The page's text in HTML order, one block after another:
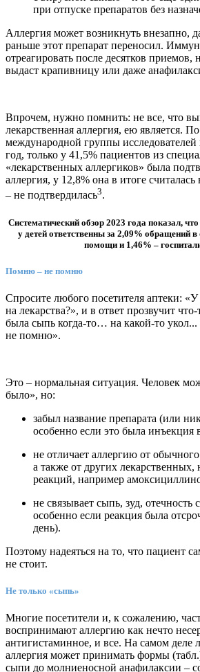
при отпуске препаратов без
Аллергия может возникнуть внезапно,
раньше этот препарат переносил.
отреагировать после десятков приемов,
выдаст крапивницу или даже
Впрочем, нужно помнить: не все, что
лекарственная аллергия, ею является.
международной группы исследователей
год, только у 41,5% пациентов из
«лекарственных аллергиков» была
аллергия, у 12,8% она в итоге
– не подтвердилась3.
Систематический обзор 2023 года показал,
у детей ответственны за 2,09% обращений
помощи и 1,46% –
Помню – не помню
Спросите любого посетителя аптеки: «У
на лекарства?», и в ответ прозвучит
была сыпь когда-то… на какой-то укол...
не помню».
Это – нормальная ситуация. Человек
было», но:
забыл название препарата (или
особенно если это была инъекция
не отличает аллергию от
а также от других лекарственных,
реакций, например
не связывает сыпь, зуд, отечность
особенно если реакция была
день).
Поэтому надеяться на то, что пациент
не стоит.
Не только «сыпь»
Многие посетители и, к сожалению,
воспринимают аллергию как нечто
антигистаминное, и все. На самом деле
аллергия может принимать формы
сыпи до молниеносной анафилаксии –